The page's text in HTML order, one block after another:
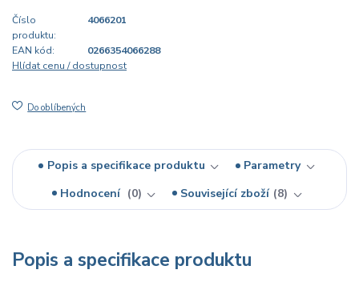
Číslo
produktu:
4066201
EAN kód:
0266354066288
Hlídat cenu / dostupnost
Do oblíbených
Popis a specifikace produktu
Parametry
Hodnocení
0 Související zboží 8
Popis a specifikace produktu